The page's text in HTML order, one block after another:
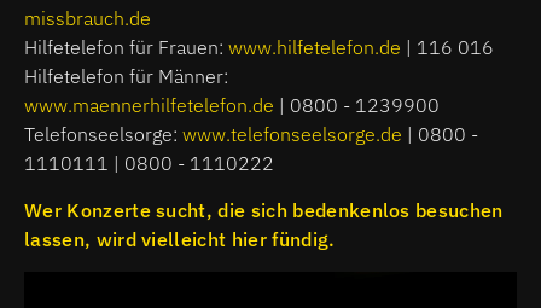
missbrauch.de
Hilfetelefon für Frauen: www.hilfetelefon.de | 116 016
Hilfetelefon für Männer:
www.maennerhilfetelefon.de | 0800 - 1239900
Telefonseelsorge: www.telefonseelsorge.de | 0800 -
1110111 | 0800 - 1110222
Wer Konzerte sucht, die sich bedenkenlos besuchen
lassen, wird vielleicht hier fündig.